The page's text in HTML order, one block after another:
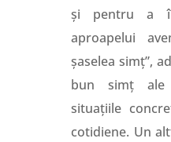
și pentru a
aproapelui
șaselea simț”,
bun simț ale
situațiile
cotidiene. Un